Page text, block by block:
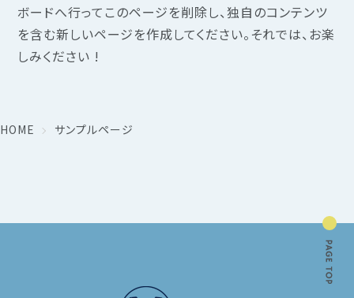
ボードへ行ってこのページを削除し、独自のコンテンツ
を含む新しいページを作成してください。それでは、お楽
しみください !
HOME サンプルページ